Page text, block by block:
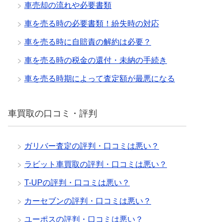
車売却の流れや必要書類
車を売る時の必要書類！紛失時の対応
車を売る時に自賠責の解約は必要？
車を売る時の税金の還付・未納の手続き
車を売る時期によって査定額が最悪になる
車買取の口コミ・評判
ガリバー査定の評判・口コミは悪い？
ラビット車買取の評判・口コミは悪い？
T-UPの評判・口コミは悪い？
カーセブンの評判・口コミは悪い？
ユーポスの評判・口コミは悪い？